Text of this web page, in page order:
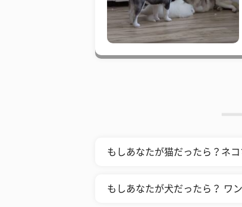
もしあなたが猫だったら？ネ
もしあなたが犬だったら？ ワ